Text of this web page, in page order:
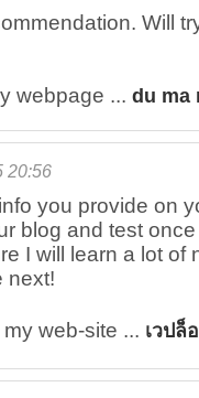
Will
webpage ... du ma
20:56
you provide on
blog and test
I will learn a lot of
next!
web-site ... เวปล็